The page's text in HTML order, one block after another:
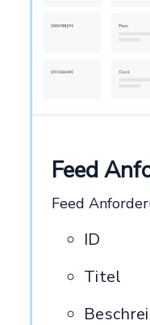
Feed
Feed
ID
Titel